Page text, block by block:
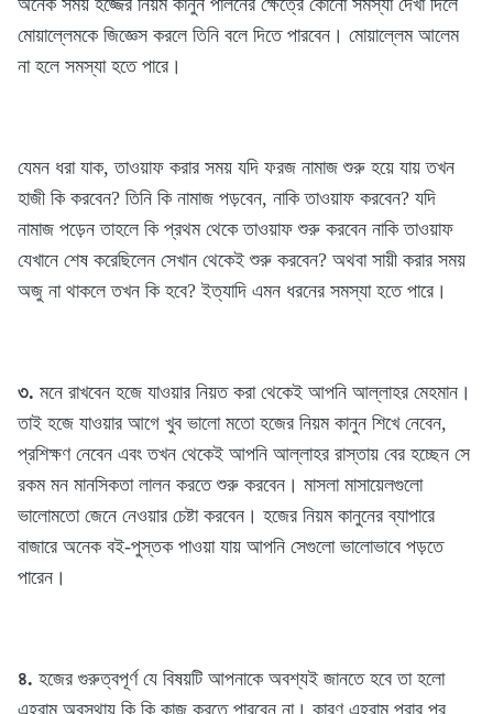
মোয়াল্লেমকে জিজ্ঞেস করলে তিনি বলে দিতে পারবেন। মোয়াল্লেম আলেম
না হলে সমস্যা হতে পারে।
যেমন ধরা যাক, তাওয়াফ করার সময় যদি ফরজ নামাজ শুরু হয়ে যায় তখন
হাজী কি করবেন? তিনি কি নামাজ পড়বেন, নাকি তাওয়াফ করবেন? যদি
নামাজ পড়েন তাহলে কি প্রথম থেকে তাওয়াফ শুরু করবেন নাকি তাওয়াফ
যেখানে শেষ করেছিলেন সেখান থেকেই শুরু করবেন? অথবা সায়ী করার সময়
অজু না থাকলে তখন কি হবে? ইত্যাদি এমন ধরনের সমস্যা হতে পারে।
৩. মনে রাখবেন হজে যাওয়ার নিয়ত করা থেকেই আপনি আল্লাহর মেহমান।
তাই হজে যাওয়ার আগে খুব ভালো মতো হজের নিয়ম কানুন শিখে নেবেন,
প্রশিক্ষণ নেবেন এবং তখন থেকেই আপনি আল্লাহর রাস্তায় বের হচ্ছেন সে
রকম মন মানসিকতা লালন করতে শুরু করবেন। মাসলা মাসায়েলগুলো
ভালোমতো জেনে নেওয়ার চেষ্টা করবেন। হজের নিয়ম কানুনের ব্যাপারে
বাজারে অনেক বই-পুস্তক পাওয়া যায় আপনি সেগুলো ভালোভাবে পড়তে
পারেন।
৪. হজের গুরুত্বপূর্ণ যে বিষয়টি আপনাকে অবশ্যই জানতে হবে তা হলো
এহরাম অবস্থায় কি কি কাজ করতে পারবেন না। কারণ এহরাম পরার পর